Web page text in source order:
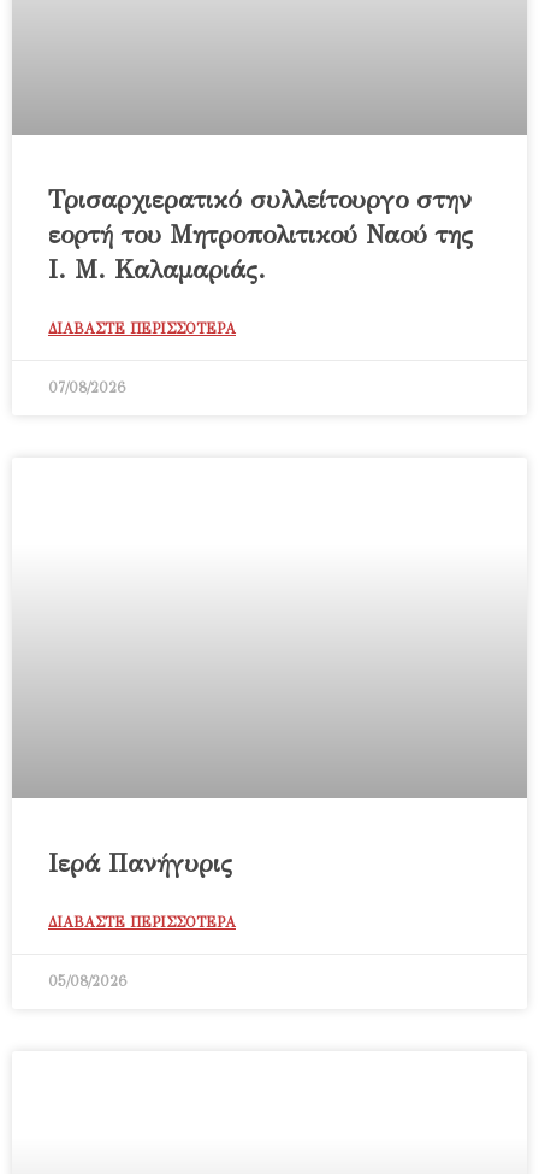
Τρισαρχιερατικό συλλείτουργο στην
εορτή του Μητροπολιτικού Ναού της
Ι. Μ. Καλαμαριάς.
ΔΙΑΒΑΣΤΕ ΠΕΡΙΣΣΟΤΕΡΑ
07/08/2026
Ιερά Πανήγυρις
ΔΙΑΒΑΣΤΕ ΠΕΡΙΣΣΟΤΕΡΑ
05/08/2026